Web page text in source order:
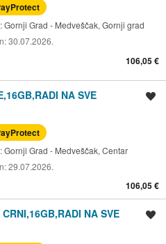
Gornji Grad - Medveščak, Gornji grad
30.07.2026.
106,05 €
NA SVE
Gornji Grad - Medveščak, Centar
29.07.2026.
106,05 €
NA SVE